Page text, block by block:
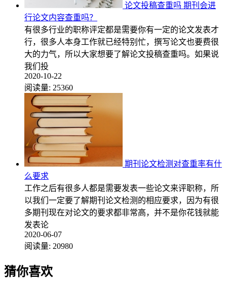
论文投稿查重吗 期刊会进
行论文内容查重吗？
有很多行业的职称评定都是需要你有一定的论文发表才
行，很多人本身工作就已经特别忙，撰写论文也要费很
大的力气，所以大家想要了解论文投稿查重吗。如果说
我们投
2020-10-22
阅读量: 25360
期刊论文检测对查重率有什
么要求
工作之后有很多人都是需要发表一些论文来评职称，所
以我们一定要了解期刊论文检测的相应要求，因为有很
多期刊现在对论文的要求都非常高，并不是你花钱就能
发表论
2020-06-07
阅读量: 20980
猜你喜欢